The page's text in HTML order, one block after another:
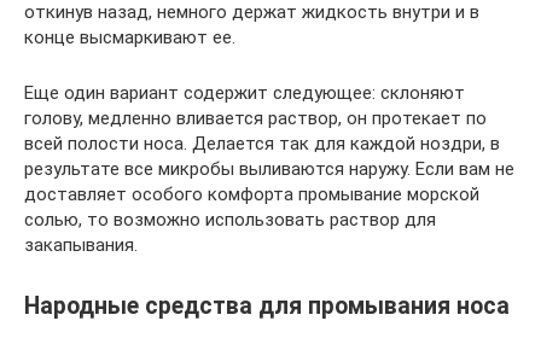
откинув назад, немного держат жидкость внутри и в
конце высмаркивают ее.
Еще один вариант содержит следующее: склоняют
голову, медленно вливается раствор, он протекает по
всей полости носа. Делается так для каждой ноздри, в
результате все микробы выливаются наружу. Если вам не
доставляет особого комфорта промывание морской
солью, то возможно использовать раствор для
закапывания.
Народные средства для промывания носа